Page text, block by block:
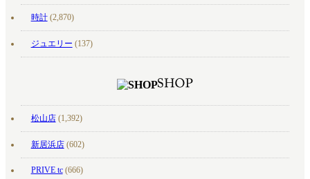
時計(2,870)
ジュエリー (137)
松山店(1,392)
新居浜店(602)
PRIVE tc(666)